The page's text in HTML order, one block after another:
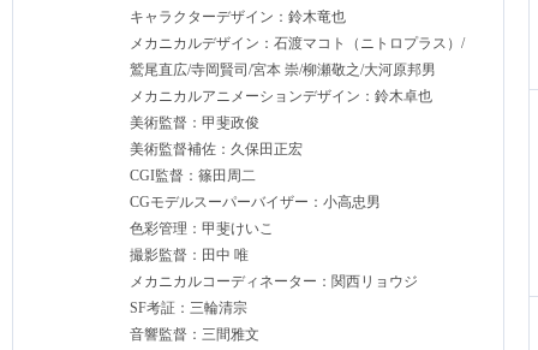
キャラクターデザイン：鈴木竜也
メカニカルデザイン：石渡マコト（ニトロプラス）/
鷲尾直広/寺岡賢司/宮本 崇/柳瀬敬之/大河原邦男
メカニカルアニメーションデザイン：鈴木卓也
美術監督：甲斐政俊
美術監督補佐：久保田正宏
CGI監督：篠田周二
CGモデルスーパーバイザー：小高忠男
色彩管理：甲斐けいこ
撮影監督：田中 唯
メカニカルコーディネーター：関西リョウジ
SF考証：三輪清宗
音響監督：三間雅文